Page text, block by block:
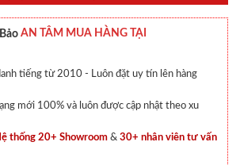
AN TÂM MUA HÀNG TẠI
tiếng từ 2010 - Luôn đặt uy tín lên hàng
mới 100% và luôn được cập nhật theo xu
thống 20+ Showroom & 30+ nhân viên tư vấn